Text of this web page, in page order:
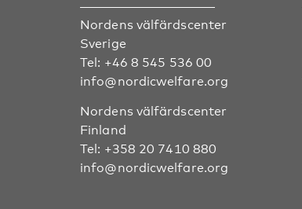
Nordens välfärdscenter
Sverige
Tel: +46 8 545 536 00
info@nordicwelfare.org
Nordens välfärdscenter
Finland
Tel: +358 20 7410 880
info@nordicwelfare.org